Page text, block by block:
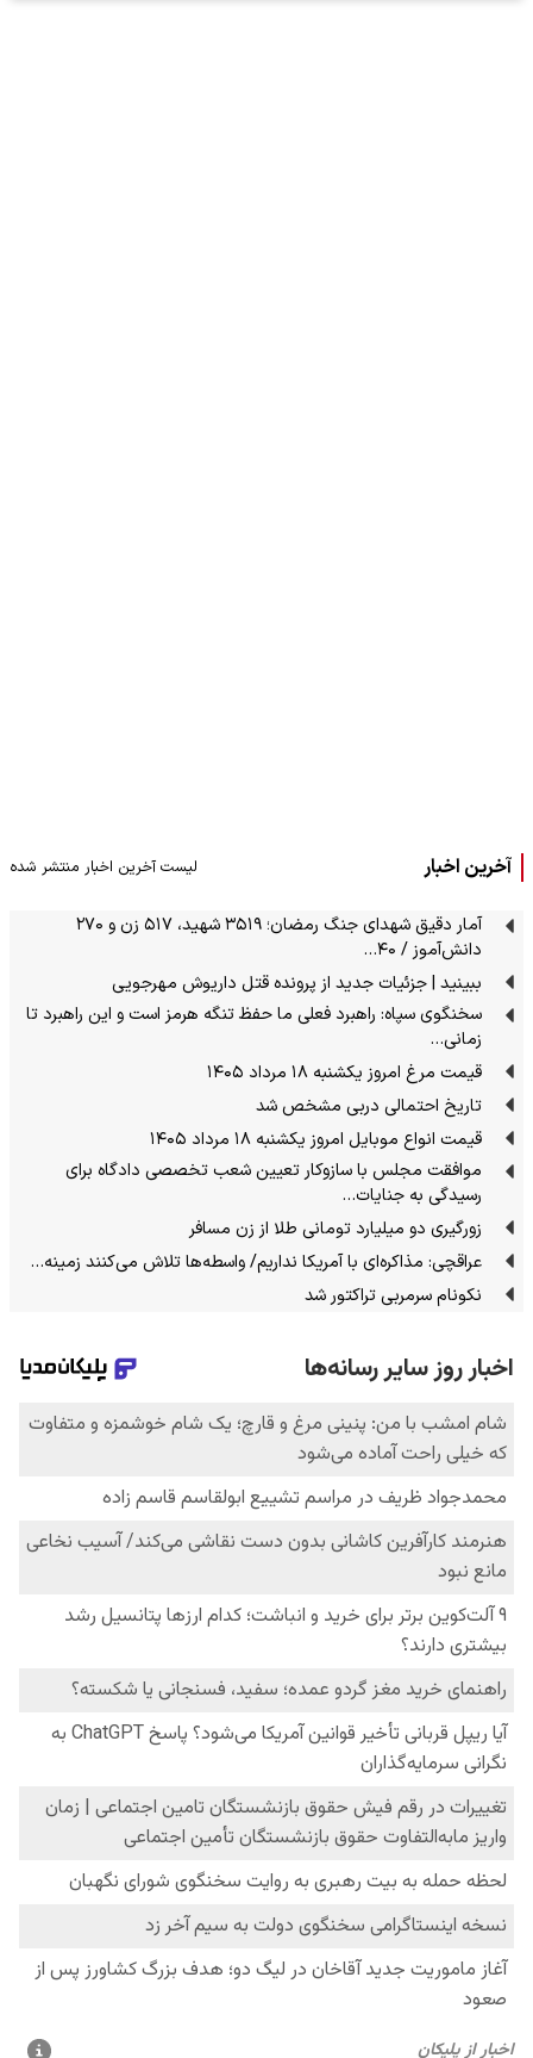
آخرین اخبار لیست آخرین اخبار منتشر شده
آمار دقیق شهدای جنگ رمضان؛ ۳۵۱۹ شهید، ۵۱۷ زن و ۲۷۰
دانش‌آموز / ۴۰…
ببینید | جزئیات جدید از پرونده قتل داریوش مهرجویی
سخنگوی سپاه: راهبرد فعلی ما حفظ تنگه هرمز است و این راهبرد تا
زمانی…
قیمت مرغ امروز یکشنبه ۱۸ مرداد ۱۴۰۵
تاریخ احتمالی دربی مشخص شد
قیمت انواع موبایل امروز یکشنبه ۱۸ مرداد ۱۴۰۵
موافقت مجلس با سازوکار تعیین شعب تخصصی دادگاه برای
رسیدگی به جنایات…
زورگیری دو میلیارد تومانی طلا از زن مسافر
عراقچی: مذاکره‌ای با آمریکا نداریم/ واسطه‌ها تلاش می‌کنند زمینه‌…
نکونام سرمربی تراکتور شد